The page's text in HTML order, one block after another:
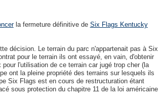
la fermeture définitive de Six Flags Kentucky
décision. Le terrain du parc n'appartenait pas à Six
pour le terrain ils ont essayé, en vain, d'obtenir
l'utilisation de ce terrain car jugé trop cher (la
ont la pleine propriété des terrains sur lesquels ils
Six Flags est en cours de restructuration étant
sous protection du chapitre 11 de la loi américaine